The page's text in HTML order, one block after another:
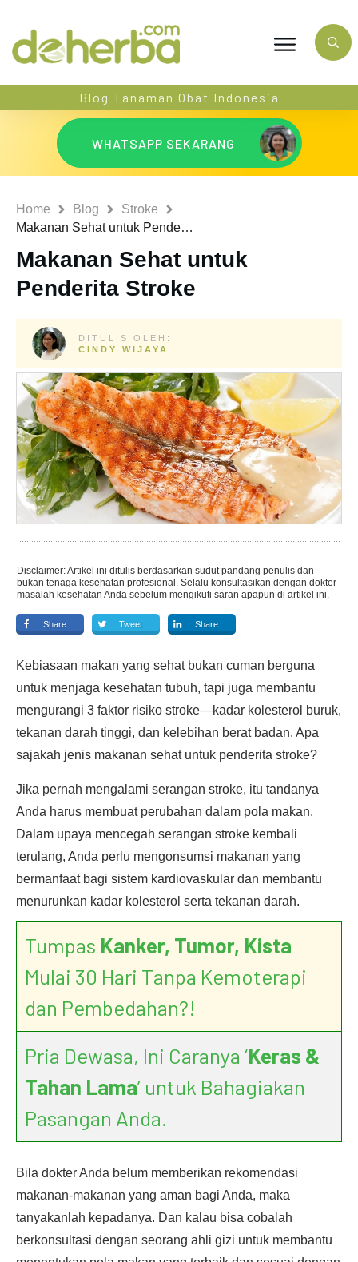
Blog Tanaman Obat Indonesia
WHATSAPP SEKARANG
Home Blog
Stroke
Makanan Sehat untuk Penderita Stroke
Makanan Sehat untuk
Penderita Stroke
DITULIS OLEH:
CINDY WIJAYA
Disclaimer: Artikel ini ditulis berdasarkan sudut pandang penulis dan
bukan tenaga kesehatan profesional. Selalu konsultasikan dengan dokter
masalah kesehatan Anda sebelum mengikuti saran apapun di artikel ini.
Share Tweet Share
Kebiasaan makan yang sehat bukan cuman berguna
untuk menjaga kesehatan tubuh, tapi juga membantu
mengurangi 3 faktor risiko stroke—kadar kolesterol buruk,
tekanan darah tinggi, dan kelebihan berat badan. Apa
sajakah jenis makanan sehat untuk penderita stroke?
Jika pernah mengalami serangan stroke, itu tandanya
Anda harus membuat perubahan dalam pola makan.
Dalam upaya mencegah serangan stroke kembali
terulang, Anda perlu mengonsumsi makanan yang
bermanfaat bagi sistem kardiovaskular dan membantu
menurunkan kadar kolesterol serta tekanan darah.
Tumpas Kanker, Tumor, Kista
Mulai 30 Hari Tanpa Kemoterapi
dan Pembedahan?!
Pria Dewasa, Ini Caranya ‘Keras &
Tahan Lama’ untuk Bahagiakan
Pasangan Anda.
Bila dokter Anda belum memberikan rekomendasi
makanan-makanan yang aman bagi Anda, maka
tanyakanlah kepadanya. Dan kalau bisa cobalah
berkonsultasi dengan seorang ahli gizi untuk membantu